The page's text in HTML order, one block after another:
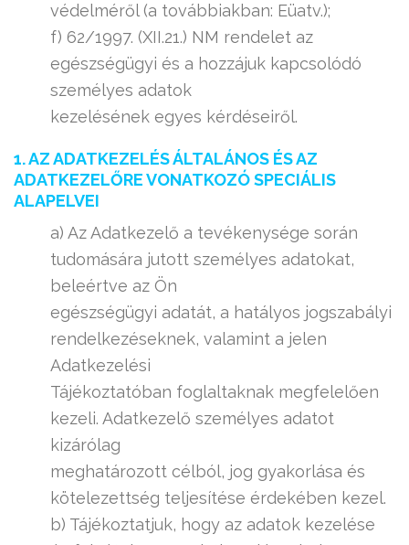
védelméről (a továbbiakban: Eüatv.);
f) 62/1997. (XII.21.) NM rendelet az
egészségügyi és a hozzájuk kapcsolódó
személyes adatok
kezelésének egyes kérdéseiről.
1. AZ ADATKEZELÉS ÁLTALÁNOS ÉS AZ
ADATKEZELŐRE VONATKOZÓ SPECIÁLIS
ALAPELVEI
a) Az Adatkezelő a tevékenysége során
tudomására jutott személyes adatokat,
beleértve az Ön
egészségügyi adatát, a hatályos jogszabályi
rendelkezéseknek, valamint a jelen
Adatkezelési
Tájékoztatóban foglaltaknak megfelelően
kezeli. Adatkezelő személyes adatot
kizárólag
meghatározott célból, jog gyakorlása és
kötelezettség teljesítése érdekében kezel.
b) Tájékoztatjuk, hogy az adatok kezelése